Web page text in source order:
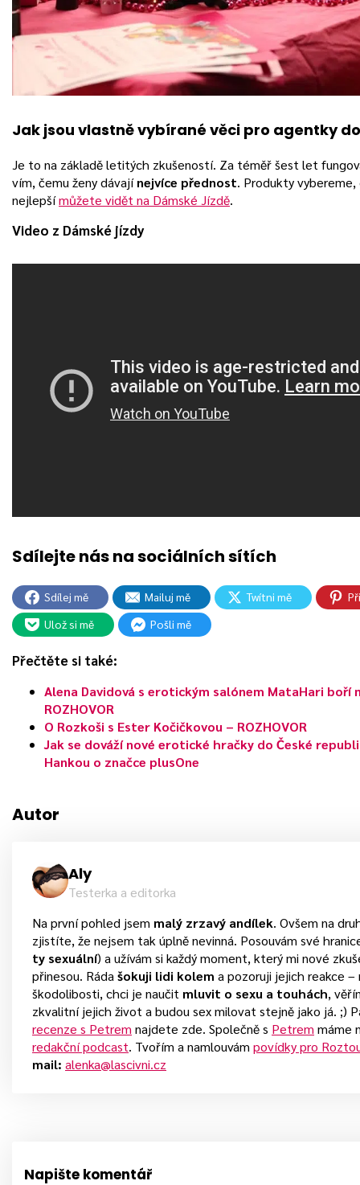
Jak jsou vlastně vybírané věci pro agentky
Je to na základě letitých zkušeností. Za téměř šest let
vím, čemu ženy dávajínejvíce přednost. Produkty
nejlepšímůžete vidět na Dámské Jízdě.
Video z Dámské jízdy
Sdílej mě Mailuj mě Twítni mě
Ulož si mě
Pošli mě
Přečtěte si také:
Alena Davidová s erotickým salónem MataHari
ROZHOVOR
O Rozkoši s Ester Kočičkovou – ROZHOVOR
Jak se dováží nové erotické hračky do České
Hankou o značce plusOne
Autor
Aly
Testerka a editorka
Na první pohled jsem malý zrzavý andílek. Ovšem na
zjistíte, že nejsem tak úplně nevinná. Posouvám své
ty sexuální) a užívám si každý moment, který mi nové
přinesou. Ráda šokuji lidi kolem a pozoruji jejich reakce
škodolibosti, chci je naučit mluvit o sexu a touhách,
zkvalitní jejich život a budou sex milovat stejně jako já. ;)
recenze s Petrem najdete zde. Společně s Petrem máme
redakční podcast. Tvořím a namlouvám povídky pro
mail: alenka@lascivni.cz
Napište komentář